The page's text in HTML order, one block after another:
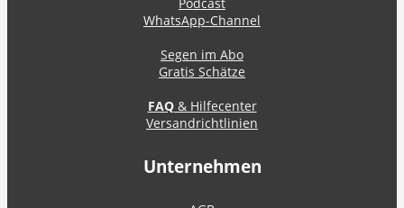
WhatsApp-Channel
Segen im Abo
Gratis Schätze
FAQ& Hilfecenter
Versandrichtlinien
Unternehmen